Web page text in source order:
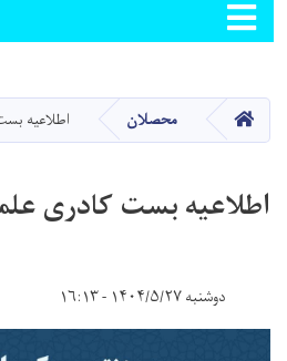
main
content
صفحه اصلیمحصلان اطلاعیه
اطلاعیه بست کادری
دوشنبه ۱۴۰۴/۵/۲۷ - ۱۶:۱۳